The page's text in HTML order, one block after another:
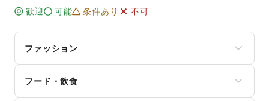
歓迎
可能 条件あり 不可
ファッション
レディースファッション
ユニセックス
フード・飲食